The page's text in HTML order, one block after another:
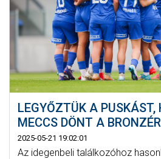
LEGYŐZTÜK A PUSKÁST,
MECCS DÖNT A
2025-05-21 19:02:01
Az idegenbeli találkozóhoz